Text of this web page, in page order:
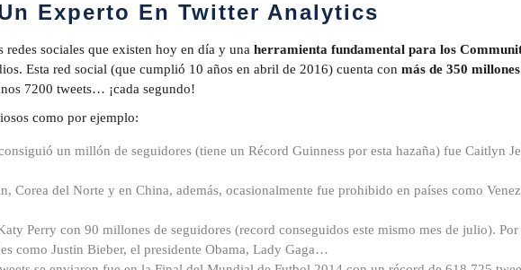
Experto En Twitter Analytics
redes sociales que existen hoy en día y una herramienta fundamental para los
Esta red social (que cumplió 10 años en abril de 2016) cuenta con más de 350
7200 tweets… ¡cada segundo!
como por ejemplo:
un millón de seguidores (tiene un Récord Guinness por esta hazaña) fue Caitlyn
Corea del Norte y en China, además, ocasionalmente fue prohibido en países como
Perry con 90 millones de seguidores (record conseguidos este mismo mes de julio). Por
como Justin Bieber, el presidente Obama, Lady Gaga…